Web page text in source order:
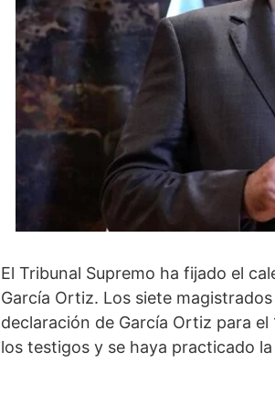
El Tribunal Supremo ha fijado el
García Ortiz. Los siete
declaración de García Ortiz para
los testigos y se haya practicado